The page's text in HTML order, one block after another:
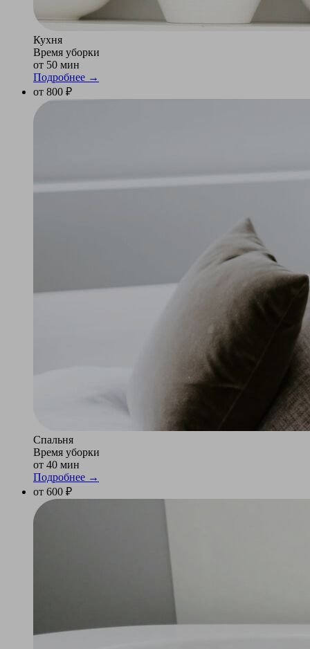
Кухня
Время уборки
от 50 мин
Подробнее →
от 800 ₽
Спальня
Время уборки
от 40 мин
Подробнее →
от 600 ₽